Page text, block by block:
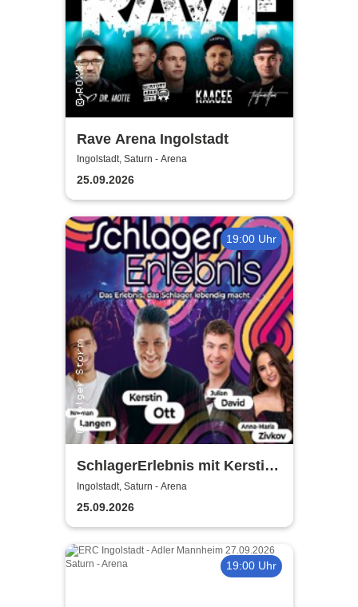
Rave Arena Ingolstadt
Ingolstadt, Saturn - Arena
25.09.2026
19:00 Uhr
SchlagerErlebnis mit Kerstin
Ott u.v.a. - Kerstin Ott,
Norman Langen, Julian David
Ingolstadt, Saturn - Arena
25.09.2026
19:00 Uhr